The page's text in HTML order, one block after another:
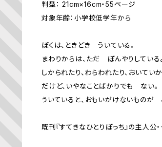
判型： 21cm×16cm・55ページ
対象年齢：小学校低学年から
ぼくは、ときどき ういている。
まわりからは、ただ ぼんやりしている
しかられたり、わらわれたり、おいてい
だけど、いやなことばかりでも ない。
ういていると、おもいがけないものが
既刊『すてきなひとりぼっち』の主人公